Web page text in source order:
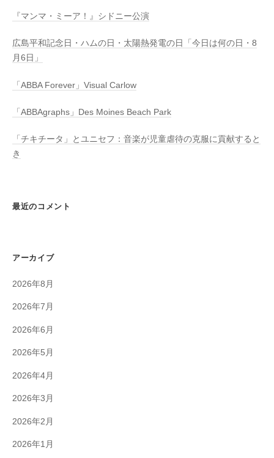
『マンマ・ミーア！』シドニー公演
広島平和記念日・ハムの日・太陽熱発電の日「今日は何の日・8
月6日」
「ABBA Forever」Visual Carlow
「ABBAgraphs」Des Moines Beach Park
「チキチータ」とユニセフ：音楽が児童虐待の克服に貢献すると
き
最近のコメント
アーカイブ
2026年8月
2026年7月
2026年6月
2026年5月
2026年4月
2026年3月
2026年2月
2026年1月